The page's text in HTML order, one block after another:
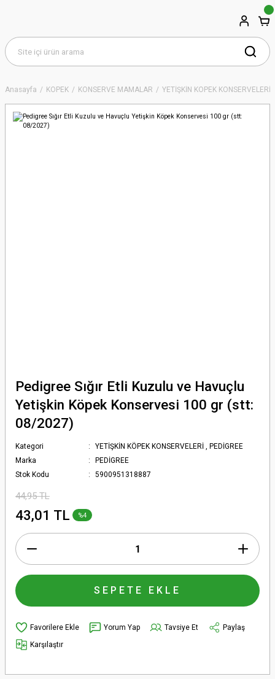
Anasayfa KÖPEK KONSERVE MAMALAR YETİŞKİN KÖPEK KONSERVELERİ
Pedigree Sığır Etli Kuzulu ve Havuçlu
Yetişkin Köpek Konservesi 100 gr (stt:
08/2027)
Kategori YETİŞKİN KÖPEK KONSERVELERİ , PEDİGREE
Marka
PEDİGREE
Stok Kodu
5900951318887
44,95 TL
43,01 TL %4
SEPETE EKLE
Yorum Yap Tavsiye Et
Paylaş
Karşılaştır